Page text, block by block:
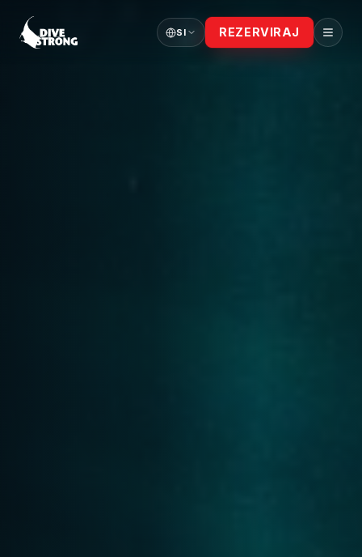
SI REZERVIRAJ